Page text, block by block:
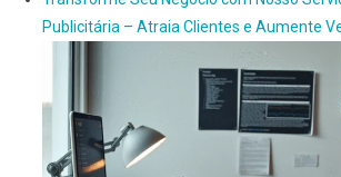
Publicitária – Atraia Clientes e Aumente